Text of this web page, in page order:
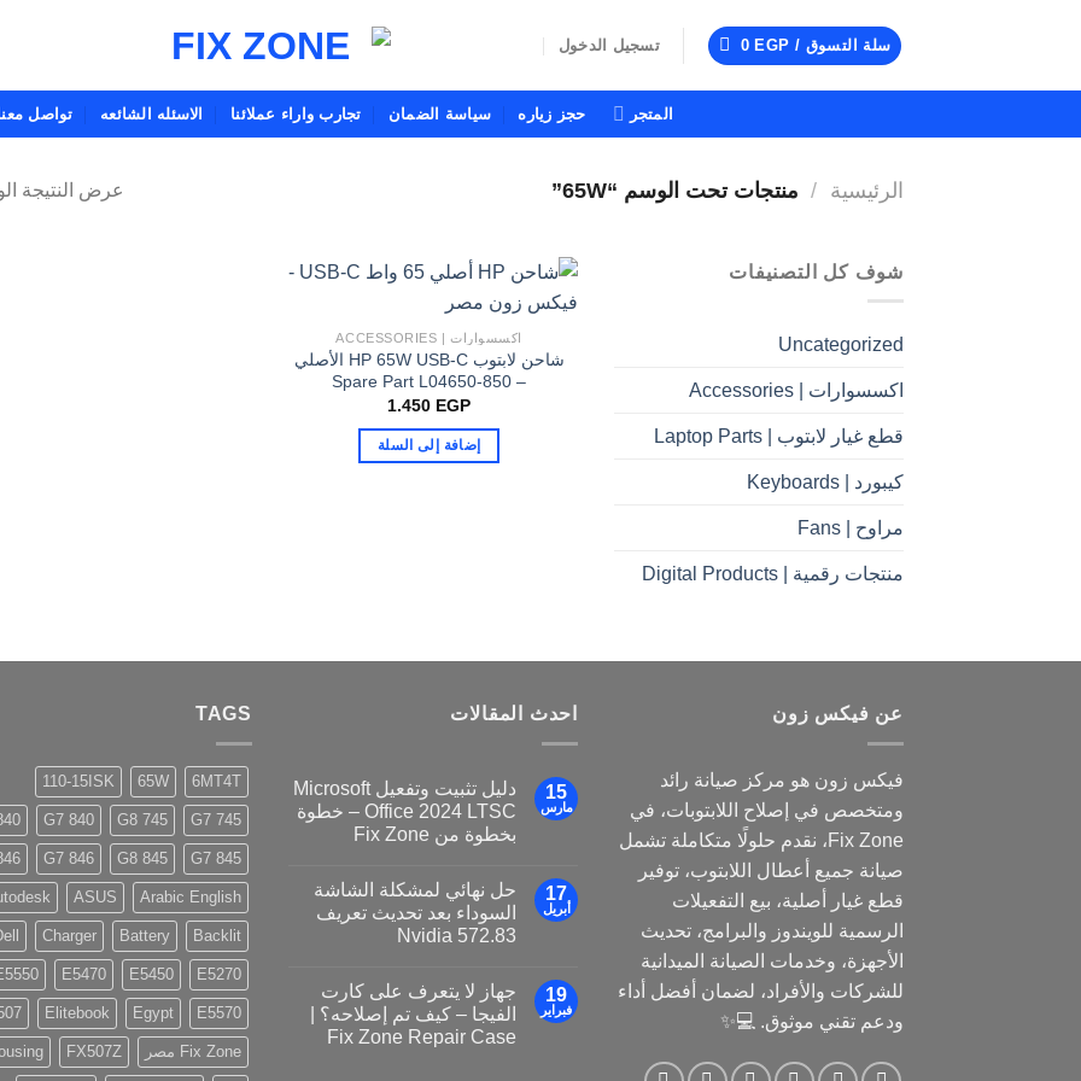
سلة التسوق / 0EGP تسجيل الدخول
المتجر حجز زياره سياسة الضمان تجارب واراء عملائنا الاسئله الشائعه تواصل
الرئيسية / منتجات تحت الوسم “65W” عرض النتيجة
شوف كل التصنيفات
Uncategorized
اكسسوارات | Accessories
قطع غيار لابتوب | Laptop Parts
كيبورد | Keyboards
مراوح | Fans
منتجات رقمية | Digital Products
اكسسوارات | ACCESSORIES
شاحن لابتوب HP 65W USB-C الأصلي
– Spare Part L04650-850
1.450 EGP
إضافة إلى السلة
عن فيكس زون
فيكس زون هو مركز صيانة رائد
ومتخصص في إصلاح اللابتوبات، في
Fix Zone، نقدم حلولًا متكاملة تشمل
صيانة جميع أعطال اللابتوب، توفير
قطع غيار أصلية، بيع التفعيلات
الرسمية للويندوز والبرامج، تحديث
الأجهزة، وخدمات الصيانة الميدانية
للشركات والأفراد، لضمان أفضل أداء
ودعم تقني موثوق. 💻✨
احدث المقالات
15
مارس
دليل تثبيت وتفعيل Microsoft
Office 2024 LTSC – خطوة
بخطوة من Fix Zone
17
أبريل
حل نهائي لمشكلة الشاشة
السوداء بعد تحديث تعريف
Nvidia 572.83
19
فبراير
جهاز لا يتعرف على كارت
الفيجا – كيف تم إصلاحه؟ |
Fix Zone Repair Case
TAGS
6MT4T
65W
110-15ISK
745 G7
745 G8
840 G7
G8
845 G7
845 G8
846 G7
G8
Arabic English
ASUS
Backlit
Battery
Charger
E5270
E5450
E5470
E5570
Egypt
Elitebook
Fix Zone مصر FX507Z